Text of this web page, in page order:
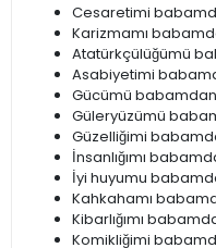
Cesaretimi
Karizmamı
Atatürkçülüğümü
Asabiyetimi
Gücümü babamdan
Güleryüzümü
Güzelliğimi
İnsanlığımı
İyi huyumu
Kahkahamı
Kibarlığımı
Komikliğimi